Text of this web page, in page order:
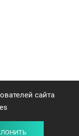
сайта